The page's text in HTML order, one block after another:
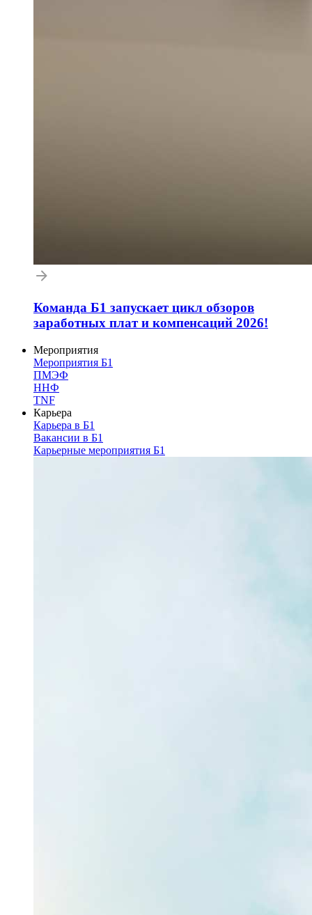
Команда Б1 запускает цикл обзоров
заработных плат и компенсаций 2026!
Мероприятия
Мероприятия Б1
ПМЭФ
ННФ
TNF
Карьера
Карьера в Б1
Вакансии в Б1
Карьерные мероприятия Б1